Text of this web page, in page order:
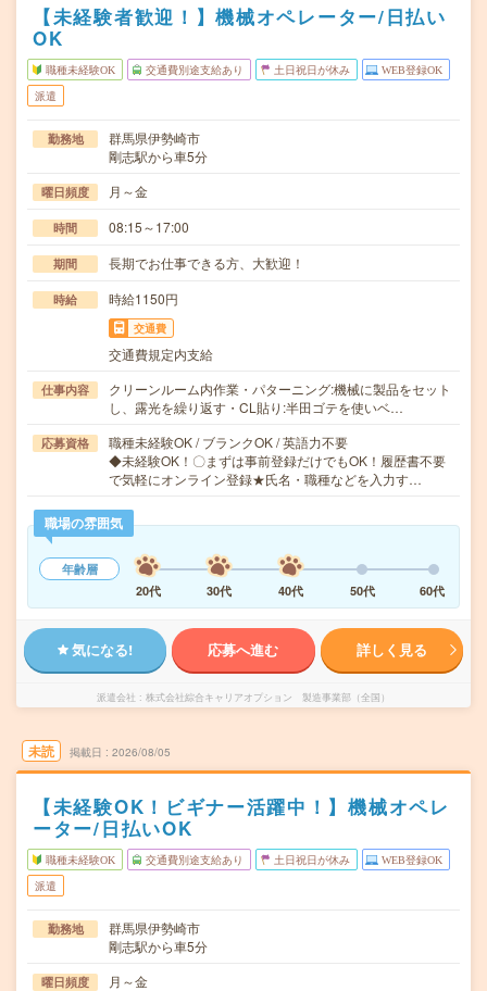
【未経験者歓迎！】機械オペレーター/日払い
OK
職種未経験OK 交通費別途支給あり 土日祝日が休み WEB登録OK
派遣
勤務地
群馬県伊勢崎市
剛志駅から車5分
曜日頻度 月～金
時間 08:15～17:00
期間 長期でお仕事できる方、大歓迎！
時給 時給1150円
交通費
交通費規定内支給
仕事内容
クリーンルーム内作業・パターニング:機械に製品をセット
し、露光を繰り返す・CL貼り:半田ゴテを使いベ…
応募資格
職種未経験OK / ブランクOK / 英語力不要
◆未経験OK！〇まずは事前登録だけでもOK！履歴書不要
で気軽にオンライン登録★氏名・職種などを入力す…
職場の雰囲気
年齢層
20代
30代 40代 50代 60代
気になる! 応募へ進む 詳しく見る
派遣会社 株式会社綜合キャリアオプション 製造事業部（全国）
未読 掲載日 2026/08/05
【未経験OK！ビギナー活躍中！】機械オペレ
ーター/日払いOK
職種未経験OK 交通費別途支給あり 土日祝日が休み WEB登録OK
派遣
勤務地
群馬県伊勢崎市
剛志駅から車5分
曜日頻度 月～金